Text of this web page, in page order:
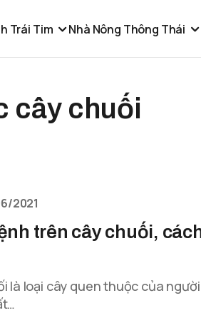
Trái Tim Nhà Nông Thông Thái
cây chuối
2021
trên cây chuối,
là loại cây quen thuộc của